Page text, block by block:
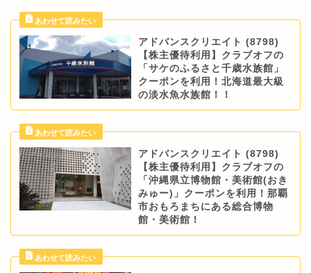
アドバンスクリエイト (8798)
【株主優待利用】クラブオフの
「サケのふるさと千歳水族館」
クーポンを利用！北海道最大級
の淡水魚水族館！！
アドバンスクリエイト (8798)
【株主優待利用】クラブオフの
「沖縄県立博物館・美術館(おき
みゅー)」クーポンを利用！那覇
市おもろまちにある総合博物
館・美術館！